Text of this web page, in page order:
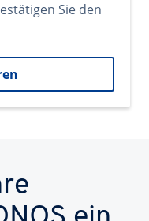
Sie den